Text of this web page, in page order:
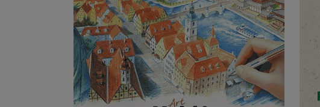
Parce qu’un paysage, une nuance ou
une idée imprévue ne vous attendent
pas, il vous faut...